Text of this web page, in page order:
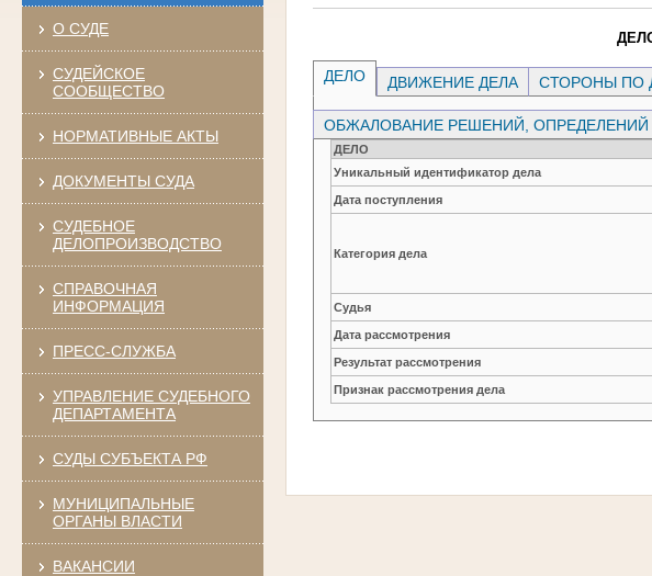
О СУДЕ
СУДЕЙСКОЕ
СООБЩЕСТВО
НОРМАТИВНЫЕ АКТЫ
ДОКУМЕНТЫ СУДА
СУДЕБНОЕ
ДЕЛОПРОИЗВОДСТВО
СПРАВОЧНАЯ
ИНФОРМАЦИЯ
ПРЕСС-СЛУЖБА
УПРАВЛЕНИЕ СУДЕБНОГО
ДЕПАРТАМЕНТА
СУДЫ СУБЪЕКТА РФ
МУНИЦИПАЛЬНЫЕ
ОРГАНЫ ВЛАСТИ
ВАКАНСИИ
ДЕЛО ДВИЖЕНИЕ ДЕЛА СТОРОНЫ ПО
ОБЖАЛОВАНИЕ РЕШЕНИЙ, ОПРЕДЕЛЕНИЙ
ДЕЛО
Уникальный идентификатор дела
Дата поступления
Категория дела
Судья
Дата рассмотрения
Результат рассмотрения
Признак рассмотрения дела